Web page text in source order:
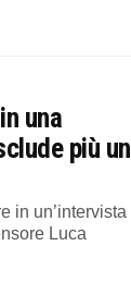
una
più un
in un’intervista
Luca